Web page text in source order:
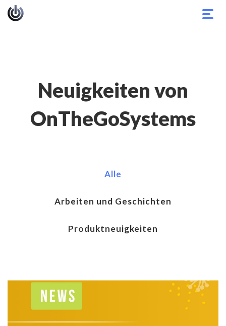
Neuigkeiten von
OnTheGoSystems
Alle
Arbeiten und Geschichten
Produktneuigkeiten